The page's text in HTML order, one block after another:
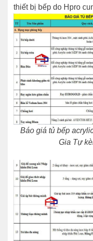
thiết bị bếp do Hpro
Báo giá tủ bếp
Gia Tự